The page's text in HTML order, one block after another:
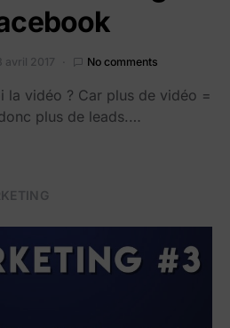
avril 2017 No comments
la vidéo ? Car plus de vidéo =
plus de leads.…